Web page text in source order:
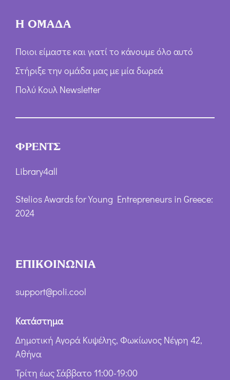
Η ΟΜΑΔΑ
Ποιοι είμαστε και γιατί το κάνουμε όλο αυτό
Στήριξε την ομάδα μας με μία δωρεά
Πολύ Κουλ Newsletter
ΦΡΕΝΤΣ
Library4all
Stelios Awards for Young Entrepreneurs in Greece:
2024
ΕΠΙΚΟΙΝΩΝΙΑ
support@poli.cool
Κατάστημα
Δημοτική Αγορά Κυψέλης, Φωκίωνος Νέγρη 42,
Αθήνα
Τρίτη έως Σάββατο 11:00-19:00